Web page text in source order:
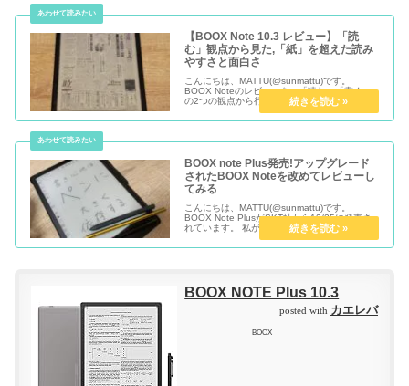
【BOOX Note 10.3 レビュー】「読
む」観点から見た,「紙」を超えた読み
やすさと面白さ
こんにちは、MATTU(@sunmattu)です。
BOOX Noteのレビューを、「読む」「書く」
の2つの観点から行っています。 「書く」観点
については前回レビューを行っていますが、今
後に期待！という感じ。 それに対し、「読む」
BOOX note Plus発売!アップグレード
されたBOOX Noteを改めてレビューし
てみる
こんにちは、MATTU(@sunmattu)です。
BOOX Note PlusがSKT社から12/25に発売さ
れています。 私がBOOX Noteを購入したのは
5月の発売日でしたが、当時とはソフトウェア
も大きく変わっています。 改めてレビ...
BOOX NOTE Plus 10.3
posted with カエレバ
BOOX